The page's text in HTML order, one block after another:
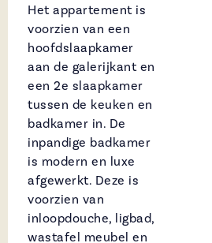
Het appartement is
voorzien van een
hoofdslaapkamer
aan de galerijkant en
een 2e slaapkamer
tussen de keuken en
badkamer in. De
inpandige badkamer
is modern en luxe
afgewerkt. Deze is
voorzien van
inloopdouche, ligbad,
wastafel meubel en